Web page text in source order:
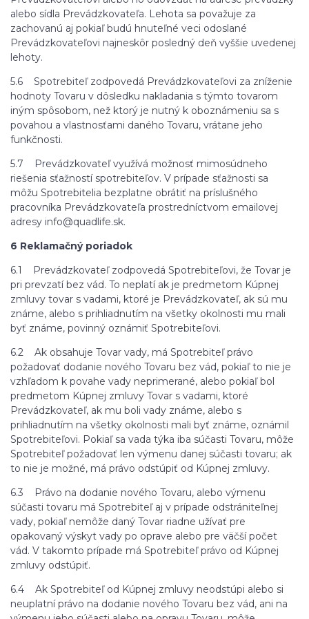
alebo sídla Prevádzkovateľa. Lehota sa považuje za
zachovanú aj pokiaľ budú hnuteľné veci odoslané
Prevádzkovateľovi najneskôr posledný deň vyššie uvedenej
lehoty.
5.6 Spotrebiteľ zodpovedá Prevádzkovateľovi za zníženie
hodnoty Tovaru v dôsledku nakladania s týmto tovarom
iným spôsobom, než ktorý je nutný k oboznámeniu sa s
povahou a vlastnosťami daného Tovaru, vrátane jeho
funkčnosti.
5.7 Prevádzkovateľ využívá možnosť mimosúdneho
riešenia sťažností spotrebiteľov. V prípade sťažnosti sa
môžu Spotrebitelia bezplatne obrátiť na príslušného
pracovníka Prevádzkovateľa prostredníctvom emailovej
adresy info@quadlife.sk.
6 Reklamačný poriadok
6.1 Prevádzkovateľ zodpovedá Spotrebiteľovi, že Tovar je
pri prevzatí bez vád. To neplatí ak je predmetom Kúpnej
zmluvy tovar s vadami, ktoré je Prevádzkovateľ, ak sú mu
známe, alebo s prihliadnutím na všetky okolnosti mu mali
byť známe, povinný oznámiť Spotrebiteľovi.
6.2 Ak obsahuje Tovar vady, má Spotrebiteľ právo
požadovať dodanie nového Tovaru bez vád, pokiaľ to nie je
vzhľadom k povahe vady neprimerané, alebo pokiaľ bol
predmetom Kúpnej zmluvy Tovar s vadami, ktoré
Prevádzkovateľ, ak mu boli vady známe, alebo s
prihliadnutím na všetky okolnosti mali byť známe, oznámil
Spotrebiteľovi. Pokiaľ sa vada týka iba súčasti Tovaru, môže
Spotrebiteľ požadovať len výmenu danej súčasti tovaru; ak
to nie je možné, má právo odstúpiť od Kúpnej zmluvy.
6.3 Právo na dodanie nového Tovaru, alebo výmenu
súčasti tovaru má Spotrebiteľ aj v prípade odstrániteľnej
vady, pokiaľ nemôže daný Tovar riadne užívať pre
opakovaný výskyt vady po oprave alebo pre väčší počet
vád. V takomto prípade má Spotrebiteľ právo od Kúpnej
zmluvy odstúpiť.
6.4 Ak Spotrebiteľ od Kúpnej zmluvy neodstúpi alebo si
neuplatní právo na dodanie nového Tovaru bez vád, ani na